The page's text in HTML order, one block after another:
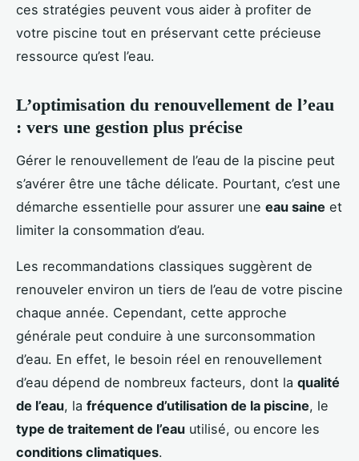
ces stratégies peuvent vous aider à profiter de
votre piscine tout en préservant cette précieuse
ressource qu’est l’eau.
L’optimisation du renouvellement de l’eau
: vers une gestion plus précise
Gérer le renouvellement de l’eau de la piscine peut
s’avérer être une tâche délicate. Pourtant, c’est une
démarche essentielle pour assurer une eau saine et
limiter la consommation d’eau.
Les recommandations classiques suggèrent de
renouveler environ un tiers de l’eau de votre piscine
chaque année. Cependant, cette approche
générale peut conduire à une surconsommation
d’eau. En effet, le besoin réel en renouvellement
d’eau dépend de nombreux facteurs, dont la qualité
de l’eau, la fréquence d’utilisation de la piscine, le
type de traitement de l’eau utilisé, ou encore les
conditions climatiques.